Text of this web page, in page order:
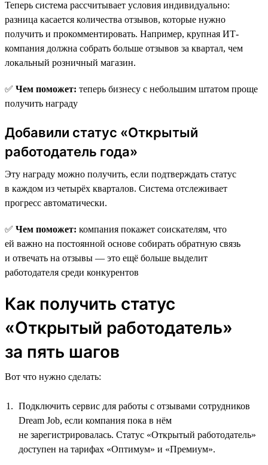
Теперь система рассчитывает условия индивидуально:
разница касается количества отзывов, которые нужно
получить и прокомментировать. Например, крупная ИТ-
компания должна собрать больше отзывов за квартал, чем
локальный розничный магазин.
✅ Чем поможет: теперь бизнесу с небольшим штатом проще
получить награду
Добавили статус «Открытый
работодатель года»
Эту награду можно получить, если подтверждать статус
в каждом из четырёх кварталов. Система отслеживает
прогресс автоматически.
✅ Чем поможет: компания покажет соискателям, что
ей важно на постоянной основе собирать обратную связь
и отвечать на отзывы — это ещё больше выделит
работодателя среди конкурентов
Как получить статус
«Открытый работодатель»
за пять шагов
Вот что нужно сделать:
Подключить сервис для работы с отзывами сотрудников
Dream Job, если компания пока в нём
не зарегистрировалась. Статус «Открытый работодатель»
доступен на тарифах «Оптимум» и «Премиум».